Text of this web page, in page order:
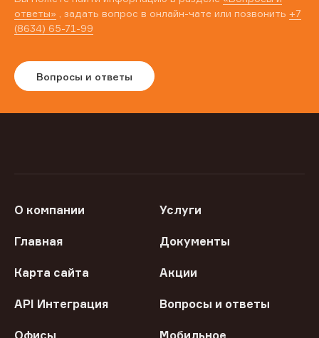
ответы» , задать вопрос в онлайн-чате или позвонить +7
(8634) 65-71-99
Вопросы и ответы
О компании Услуги
Главная Документы
Карта сайта Акции
API Интеграция Вопросы и ответы